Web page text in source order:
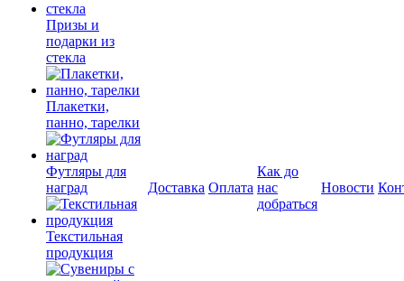
Призы и
подарки из
стекла
Плакетки,
панно, тарелки
Футляры для
наград
Текстильная
продукция
Доставка Оплата
Как до
нас
добраться
Новости